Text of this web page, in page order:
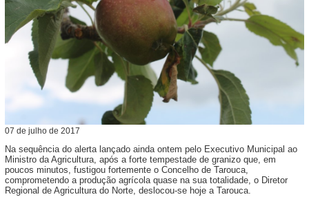
07 de julho de 2017
Na sequência do alerta lançado ainda ontem pelo Executivo Municipal ao
Ministro da Agricultura, após a forte tempestade de granizo que, em
poucos minutos, fustigou fortemente o Concelho de Tarouca,
comprometendo a produção agrícola quase na sua totalidade, o Diretor
Regional de Agricultura do Norte, deslocou-se hoje a Tarouca.